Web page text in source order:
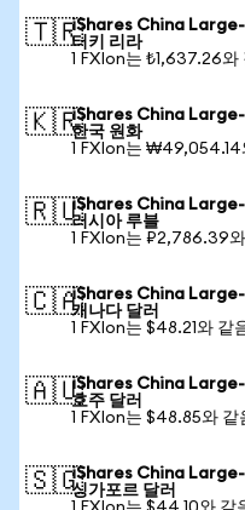
🇹🇷iShares China
터키 리라
1 FXIon는 ₺1,637.26와
🇰🇷iShares China
한국 원화
1 FXIon는 ₩49,054.14
🇷🇺iShares China
러시아 루블
1 FXIon는 ₽2,786.39
🇨🇦iShares China
캐나다 달러
1 FXIon는 $48.21와 같
🇦🇺iShares China
호주 달러
1 FXIon는 $48.85와 같
🇸🇬iShares China
싱가포르 달러